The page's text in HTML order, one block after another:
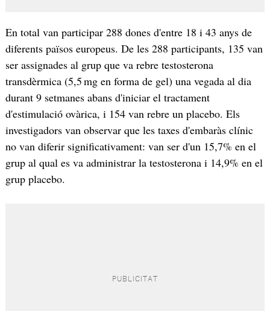
En total van participar 288 dones d'entre 18 i 43 anys de
diferents països europeus. De les 288 participants, 135 van
ser assignades al grup que va rebre testosterona
transdèrmica (5,5 mg en forma de gel) una vegada al dia
durant 9 setmanes abans d'iniciar el tractament
d'estimulació ovàrica, i 154 van rebre un placebo. Els
investigadors van observar que les taxes d'embaràs clínic
no van diferir significativament: van ser d'un 15,7% en el
grup al qual es va administrar la testosterona i 14,9% en el
grup placebo.